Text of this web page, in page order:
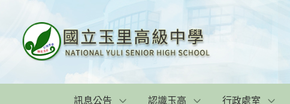
訊息公告 認識玉高 行政處室